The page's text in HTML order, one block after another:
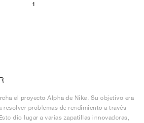
1
el proyecto Alpha de Nike. Su objetivo era
resolver problemas de rendimiento a través
dio lugar a varias zapatillas innovadoras,